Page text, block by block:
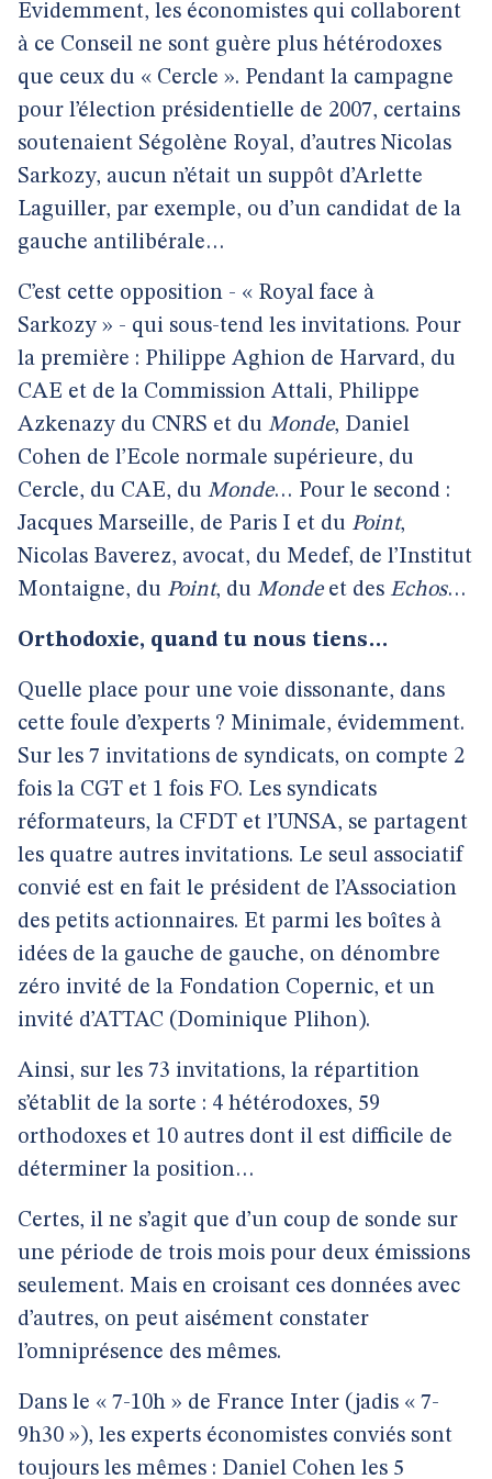
Evidemment, les économistes qui collaborent
à ce Conseil ne sont guère plus hétérodoxes
que ceux du « Cercle ». Pendant la campagne
pour l’élection présidentielle de 2007, certains
soutenaient Ségolène Royal, d’autres Nicolas
Sarkozy, aucun n’était un suppôt d’Arlette
Laguiller, par exemple, ou d’un candidat de la
gauche antilibérale…
C’est cette opposition - « Royal face à
Sarkozy » - qui sous-tend les invitations. Pour
la première : Philippe Aghion de Harvard, du
CAE et de la Commission Attali, Philippe
Azkenazy du CNRS et du Monde, Daniel
Cohen de l’Ecole normale supérieure, du
Cercle, du CAE, du Monde… Pour le second :
Jacques Marseille, de Paris I et du Point,
Nicolas Baverez, avocat, du Medef, de l’Institut
Montaigne, du Point, du Mondeet des Echos…
Orthodoxie, quand tu nous tiens…
Quelle place pour une voie dissonante, dans
cette foule d’experts ? Minimale, évidemment.
Sur les 7 invitations de syndicats, on compte 2
fois la CGT et 1 fois FO. Les syndicats
réformateurs, la CFDT et l’UNSA, se partagent
les quatre autres invitations. Le seul associatif
convié est en fait le président de l’Association
des petits actionnaires. Et parmi les boîtes à
idées de la gauche de gauche, on dénombre
zéro invité de la Fondation Copernic, et un
invité d’ATTAC (Dominique Plihon).
Ainsi, sur les 73 invitations, la répartition
s’établit de la sorte : 4 hétérodoxes, 59
orthodoxes et 10 autres dont il est difficile de
déterminer la position…
Certes, il ne s’agit que d’un coup de sonde sur
une période de trois mois pour deux émissions
seulement. Mais en croisant ces données avec
d’autres, on peut aisément constater
l’omniprésence des mêmes.
Dans le « 7-10h » de France Inter (jadis « 7-
9h30 »), les experts économistes conviés sont
toujours les mêmes : Daniel Cohen les 5